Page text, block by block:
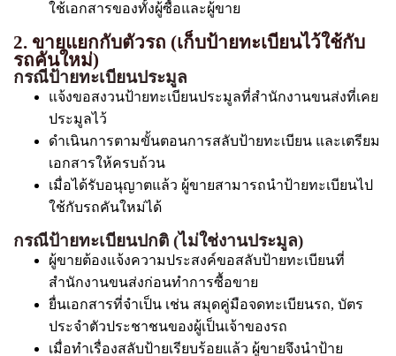
ใช้เอกสารของทั้งผู้ซื้อและผู้ขาย
2. ขายแยกกับตัวรถ (เก็บป้ายทะเบียนไว้ใช้กับ
รถคันใหม่)
กรณีป้ายทะเบียนประมูล
แจ้งขอสงวนป้ายทะเบียนประมูลที่สำนักงานขนส่งที่เคย
ประมูลไว้
ดำเนินการตามขั้นตอนการสลับป้ายทะเบียน และเตรียม
เอกสารให้ครบถ้วน
เมื่อได้รับอนุญาตแล้ว ผู้ขายสามารถนำป้ายทะเบียนไป
ใช้กับรถคันใหม่ได้
กรณีป้ายทะเบียนปกติ (ไม่ใช่งานประมูล)
ผู้ขายต้องแจ้งความประสงค์ขอสลับป้ายทะเบียนที่
สำนักงานขนส่งก่อนทำการซื้อขาย
ยื่นเอกสารที่จำเป็น เช่น สมุดคู่มือจดทะเบียนรถ, บัตร
ประจำตัวประชาชนของผู้เป็นเจ้าของรถ
เมื่อทำเรื่องสลับป้ายเรียบร้อยแล้ว ผู้ขายจึงนำป้าย